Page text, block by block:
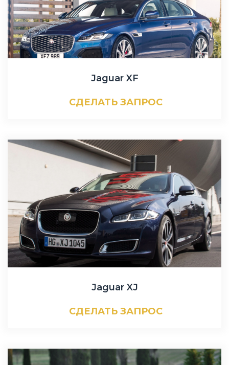
Jaguar XF
СДЕЛАТЬ ЗАПРОС
Jaguar XJ
СДЕЛАТЬ ЗАПРОС